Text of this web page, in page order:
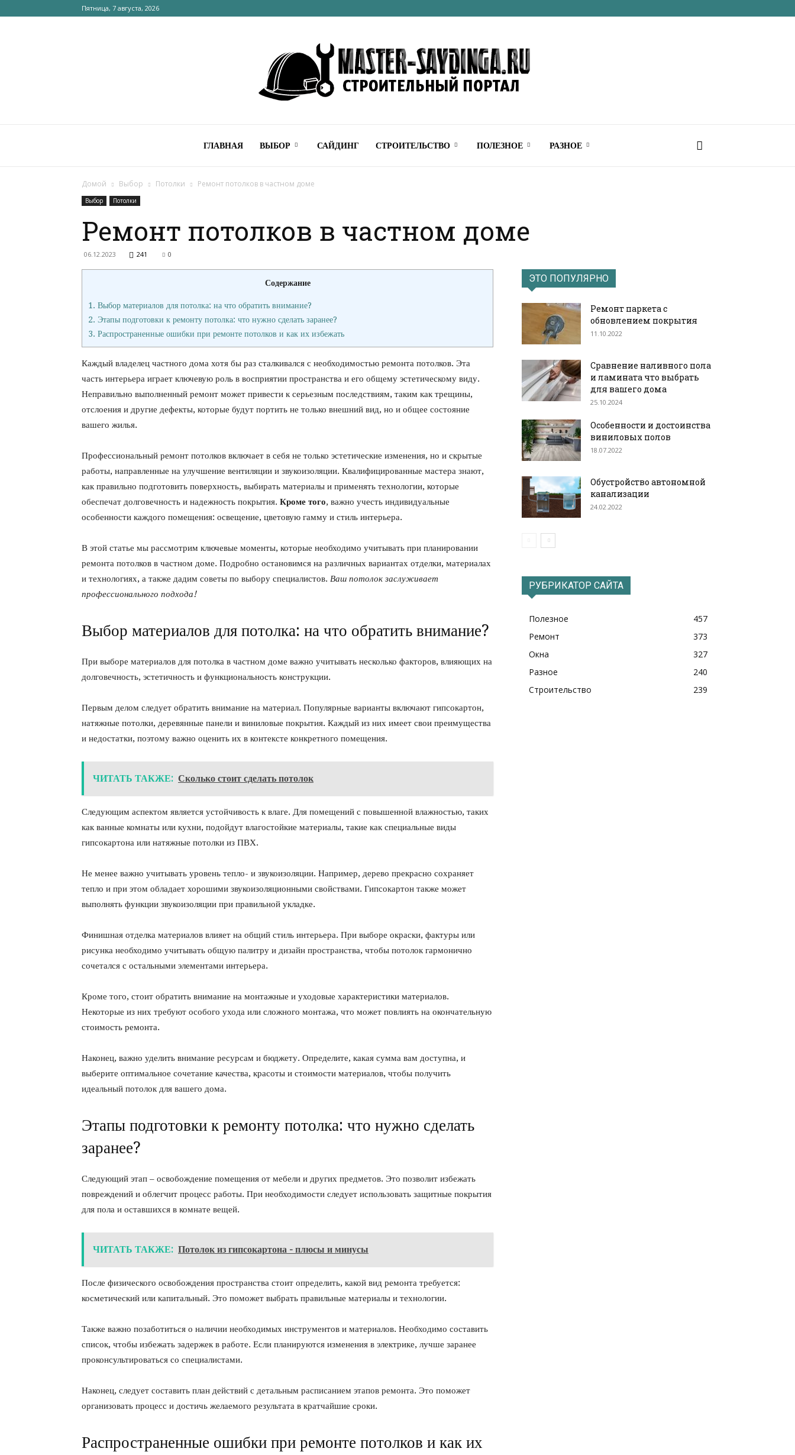
Пятница, 7 августа, 2026
Строительный
ГЛАВНАЯ ВЫБОР САЙДИНГ СТРОИТЕЛЬСТВО ПОЛЕЗНОЕ РАЗНОЕ
Домой Выбор Потолки Ремонт потолков в частном доме
Выбор Потолки
Ремонт потолков в частном доме
06.12.2023 241 0
Содержание
1. Выбор материалов для потолка: на что обратить внимание?
2. Этапы подготовки к ремонту потолка: что нужно сделать заранее?
3. Распространенные ошибки при ремонте потолков и как их избежать
Каждый владелец частного дома хотя бы раз сталкивался с необходимостью ремонта потолков. Эта
часть интерьера играет ключевую роль в восприятии пространства и его общему эстетическому виду.
Неправильно выполненный ремонт может привести к серьезным последствиям, таким как трещины,
отслоения и другие дефекты, которые будут портить не только внешний вид, но и общее состояние
вашего жилья.
Профессиональный ремонт потолков включает в себя не только эстетические изменения, но и скрытые
работы, направленные на улучшение вентиляции и звукоизоляции. Квалифицированные мастера знают,
как правильно подготовить поверхность, выбирать материалы и применять технологии, которые
обеспечат долговечность и надежность покрытия. Кроме того, важно учесть индивидуальные
особенности каждого помещения: освещение, цветовую гамму и стиль интерьера.
В этой статье мы рассмотрим ключевые моменты, которые необходимо учитывать при планировании
ремонта потолков в частном доме. Подробно остановимся на различных вариантах отделки, материалах
и технологиях, а также дадим советы по выбору специалистов. Ваш потолок заслуживает
профессионального подхода!
Выбор материалов для потолка: на что обратить внимание?
При выборе материалов для потолка в частном доме важно учитывать несколько факторов, влияющих на
долговечность, эстетичность и функциональность конструкции.
Первым делом следует обратить внимание на материал. Популярные варианты включают гипсокартон,
натяжные потолки, деревянные панели и виниловые покрытия. Каждый из них имеет свои преимущества
и недостатки, поэтому важно оценить их в контексте конкретного помещения.
ЧИТАТЬ ТАКЖЕ: Сколько стоит сделать потолок
Следующим аспектом является устойчивость к влаге. Для помещений с повышенной влажностью, таких
как ванные комнаты или кухни, подойдут влагостойкие материалы, такие как специальные виды
гипсокартона или натяжные потолки из ПВХ.
Не менее важно учитывать уровень тепло- и звукоизоляции. Например, дерево прекрасно сохраняет
тепло и при этом обладает хорошими звукоизоляционными свойствами. Гипсокартон также может
выполнять функции звукоизоляции при правильной укладке.
Финишная отделка материалов влияет на общий стиль интерьера. При выборе окраски, фактуры или
рисунка необходимо учитывать общую палитру и дизайн пространства, чтобы потолок гармонично
сочетался с остальными элементами интерьера.
Кроме того, стоит обратить внимание на монтажные и уходовые характеристики материалов.
Некоторые из них требуют особого ухода или сложного монтажа, что может повлиять на окончательную
стоимость ремонта.
Наконец, важно уделить внимание ресурсам и бюджету. Определите, какая сумма вам доступна, и
выберите оптимальное сочетание качества, красоты и стоимости материалов, чтобы получить
идеальный потолок для вашего дома.
Этапы подготовки к ремонту потолка: что нужно сделать
заранее?
Следующий этап – освобождение помещения от мебели и других предметов. Это позволит избежать
повреждений и облегчит процесс работы. При необходимости следует использовать защитные покрытия
для пола и оставшихся в комнате вещей.
ЧИТАТЬ ТАКЖЕ: Потолок из гипсокартона - плюсы и минусы
После физического освобождения пространства стоит определить, какой вид ремонта требуется:
косметический или капитальный. Это поможет выбрать правильные материалы и технологии.
Также важно позаботиться о наличии необходимых инструментов и материалов. Необходимо составить
список, чтобы избежать задержек в работе. Если планируются изменения в электрике, лучше заранее
проконсультироваться со специалистами.
Наконец, следует составить план действий с детальным расписанием этапов ремонта. Это поможет
организовать процесс и достичь желаемого результата в кратчайшие сроки.
Распространенные ошибки при ремонте потолков и как их
ЭТО ПОПУЛЯРНО
Ремонт паркета с
обновлением покрытия
11.10.2022
Сравнение наливного пола
и ламината что выбрать
для вашего дома
25.10.2024
Особенности и достоинства
виниловых полов
18.07.2022
Обустройство автономной
канализации
24.02.2022
РУБРИКАТОР САЙТА
Полезное
457
Ремонт
373
Окна
327
Разное
240
Строительство
239